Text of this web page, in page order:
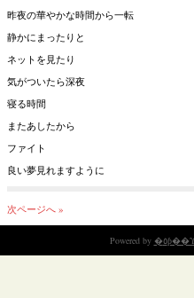
昨夜の華やかな時間から一転
静かにまったりと
ネットを見たり
気がついたら深夜
寝る時間
またあしたから
ファイト
良い夢見れますように
次ページへ »
Powered by